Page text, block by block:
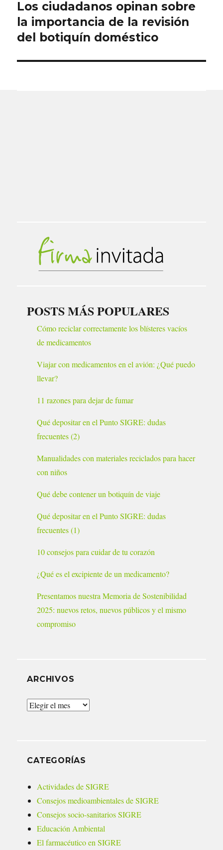
Entrada
siguiente:
Los ciudadanos opinan sobre
la importancia de la revisión
del botiquín doméstico
POSTS MÁS POPULARES
Cómo reciclar correctamente los blísteres vacíos
de medicamentos
Viajar con medicamentos en el avión: ¿Qué puedo
llevar?
11 razones para dejar de fumar
Qué depositar en el Punto SIGRE: dudas
frecuentes (2)
Manualidades con materiales reciclados para hacer
con niños
Qué debe contener un botiquín de viaje
Qué depositar en el Punto SIGRE: dudas
frecuentes (1)
10 consejos para cuidar de tu corazón
¿Qué es el excipiente de un medicamento?
Presentamos nuestra Memoria de Sostenibilidad
2025: nuevos retos, nuevos públicos y el mismo
compromiso
ARCHIVOS
Archivos
CATEGORÍAS
Actividades de SIGRE
Consejos medioambientales de SIGRE
Consejos socio-sanitarios SIGRE
Educación Ambiental
El farmacéutico en SIGRE